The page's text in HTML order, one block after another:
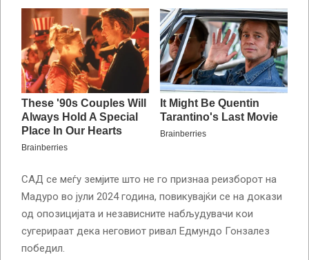
САД се меѓу земјите што не го признаа реизборот на
Мадуро во јули 2024 година, повикувајќи се на докази
од опозицијата и независните набљудувачи кои
сугерираат дека неговиот ривал Едмундо Гонзалез
победил.